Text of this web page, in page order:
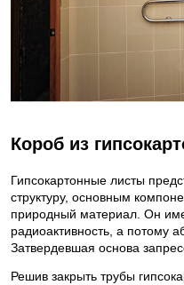
Короб из
Гипсокартонные листы
структуру, основным
природный материал. Он
радиоактивность, а потому
Затвердевшая основа
Решив закрыть трубы